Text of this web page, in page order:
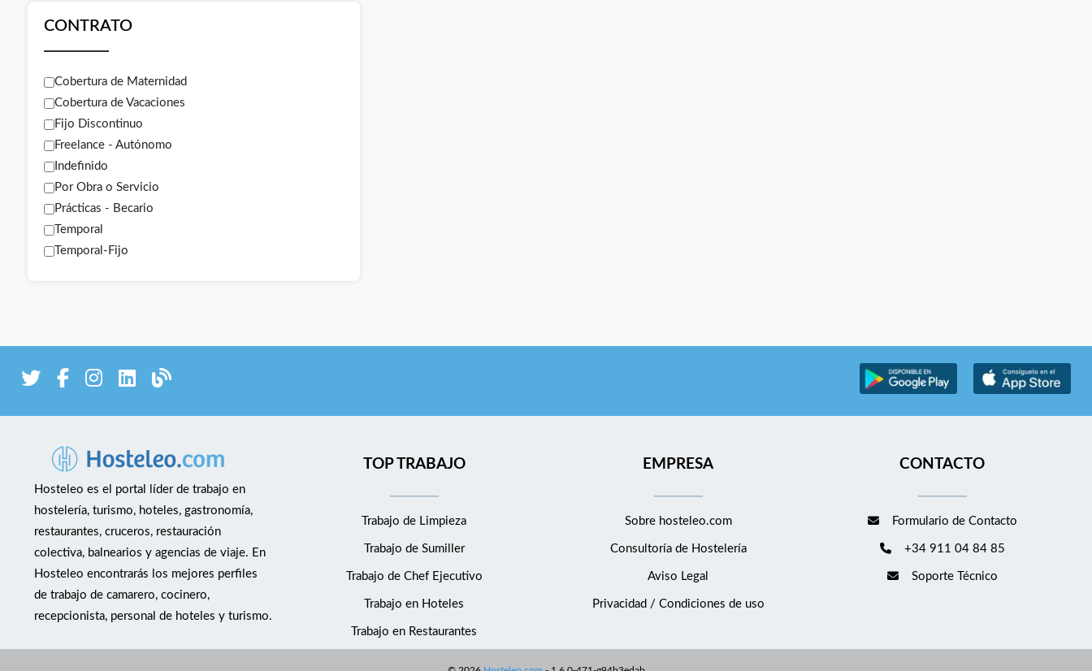
CONTRATO
Cobertura de Maternidad
Cobertura de Vacaciones
Fijo Discontinuo
Freelance - Autónomo
Indefinido
Por Obra o Servicio
Prácticas - Becario
Temporal
Temporal-Fijo
Hosteleo es el portal líder de trabajo en
hostelería, turismo, hoteles, gastronomía,
restaurantes, cruceros, restauración
colectiva, balnearios y agencias de viaje. En
Hosteleo encontrarás los mejores perfiles
de trabajo de camarero, cocinero,
recepcionista, personal de hoteles y turismo.
TOP TRABAJO
Trabajo de Limpieza
Trabajo de Sumiller
Trabajo de Chef Ejecutivo
Trabajo en Hoteles
Trabajo en Restaurantes
EMPRESA
Sobre hosteleo.com
Consultoría de Hostelería
Aviso Legal
Privacidad / Condiciones de uso
CONTACTO
Formulario de Contacto
+34 911 04 84 85
Soporte Técnico